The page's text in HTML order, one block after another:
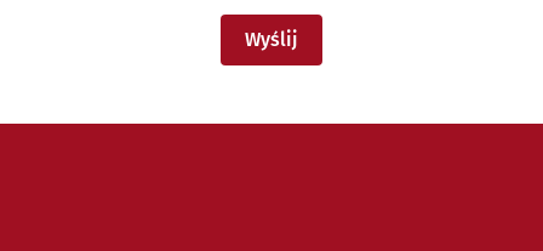
Wyślij